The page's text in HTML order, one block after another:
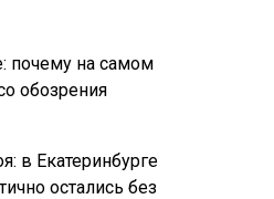
почему на самом
обозрения
в Екатеринбурге
остались без